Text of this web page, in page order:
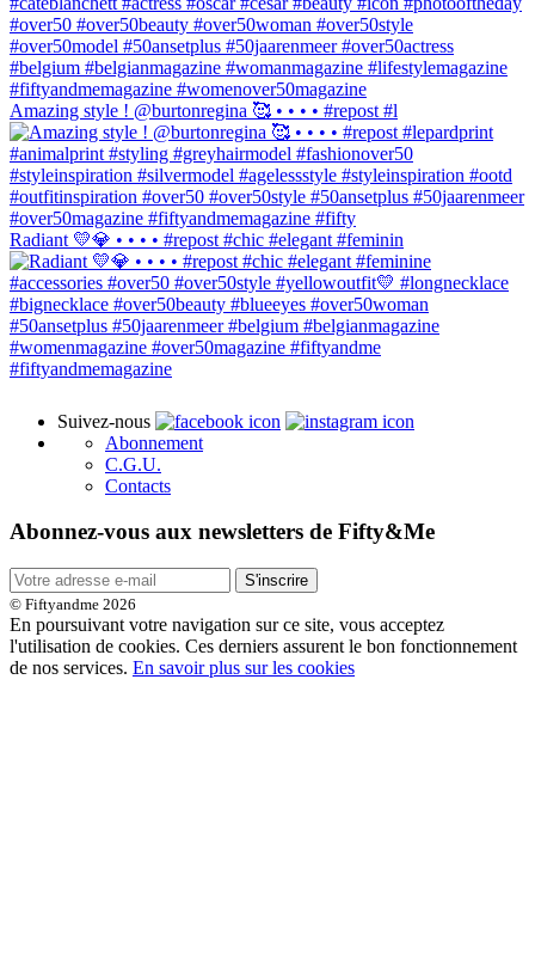
Amazing style ! @burtonregina 🥰 • • • • #repost #l
Radiant 💛💎 • • • • #repost #chic #elegant #feminin
Suivez-nous
Abonnement
C.G.U.
Contacts
Abonnez-vous aux newsletters de Fifty&Me
S'inscrire
© Fiftyandme 2026
En poursuivant votre navigation sur ce site, vous acceptez
l'utilisation de cookies. Ces derniers assurent le bon fonctionnement
de nos services. En savoir plus sur les cookies